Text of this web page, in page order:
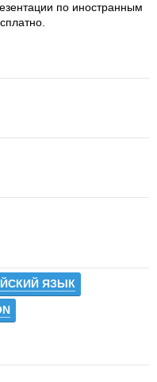
по иностранным
ЯЗЫК